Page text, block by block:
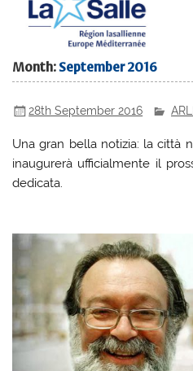
Month: September 2016
28th September 2016
Una gran bella notizia: la città
inaugurerà ufficialmente il
dedicata.